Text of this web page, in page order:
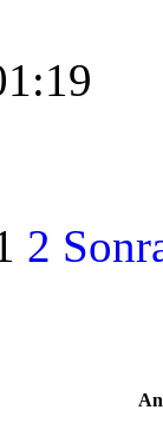
2